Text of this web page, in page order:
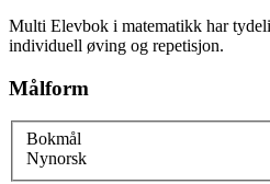
Multi Elevbok i matematikk har
individuell øving og repetisjon.
Målform
Bokmål
Nynorsk